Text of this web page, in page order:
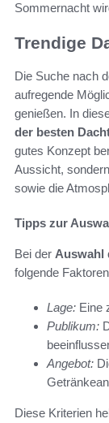
Sommernacht
Trendige
Die Suche nach
aufregende
genießen. In
der besten
gutes Konzept
Aussicht,
sowie die
Tipps zur
Bei der Auswahl
folgende
Lage: Eine
Publikum:
Angebot:
Diese Kriterien